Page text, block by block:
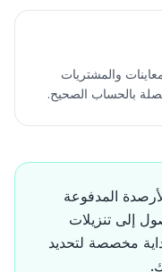
والمشتريات
بالحساب الصحيح.
المدفوعة
إلى تنزيلات
مخصصة لتحديد